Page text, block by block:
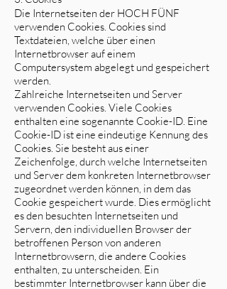
Die Internetseiten der HOCH FÜNF
verwenden Cookies. Cookies sind
Textdateien, welche über einen
Internetbrowser auf einem
Computersystem abgelegt und gespeichert
werden.
Zahlreiche Internetseiten und Server
verwenden Cookies. Viele Cookies
enthalten eine sogenannte Cookie-ID. Eine
Cookie-ID ist eine eindeutige Kennung des
Cookies. Sie besteht aus einer
Zeichenfolge, durch welche Internetseiten
und Server dem konkreten Internetbrowser
zugeordnet werden können, in dem das
Cookie gespeichert wurde. Dies ermöglicht
es den besuchten Internetseiten und
Servern, den individuellen Browser der
betroffenen Person von anderen
Internetbrowsern, die andere Cookies
enthalten, zu unterscheiden. Ein
bestimmter Internetbrowser kann über die